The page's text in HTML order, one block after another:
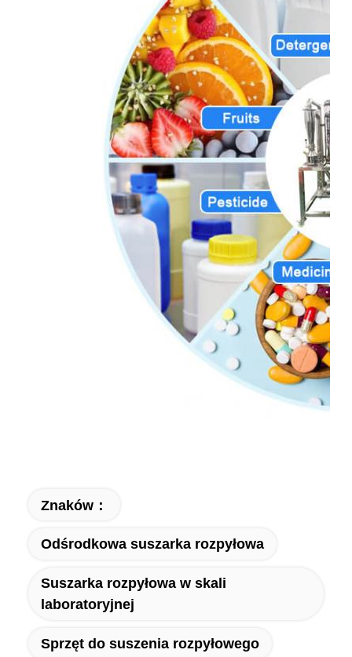
Znaków：
Odśrodkowa suszarka rozpyłowa
Suszarka rozpyłowa w skali
laboratoryjnej
Sprzęt do suszenia rozpyłowego